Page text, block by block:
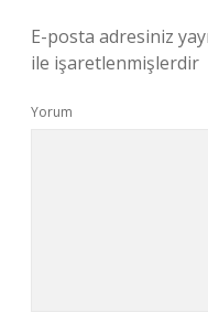
E-posta adresiniz
ile işaretlenmişlerdir
Yorum